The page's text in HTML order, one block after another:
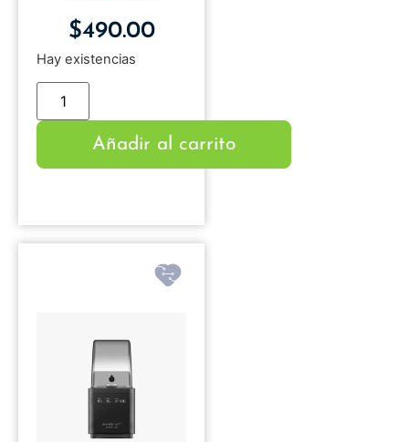
$490.00
Hay existencias
Añadir al carrito